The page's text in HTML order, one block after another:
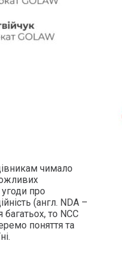
чимало
про
(англ. NDA –
то NCC
поняття та